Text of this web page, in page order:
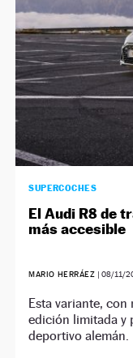
SUPERCOCHES
El Audi R8 de
más accesible
MARIO HERRÁEZ | 08/11/
Esta variante,
edición limitada y
deportivo alemán.